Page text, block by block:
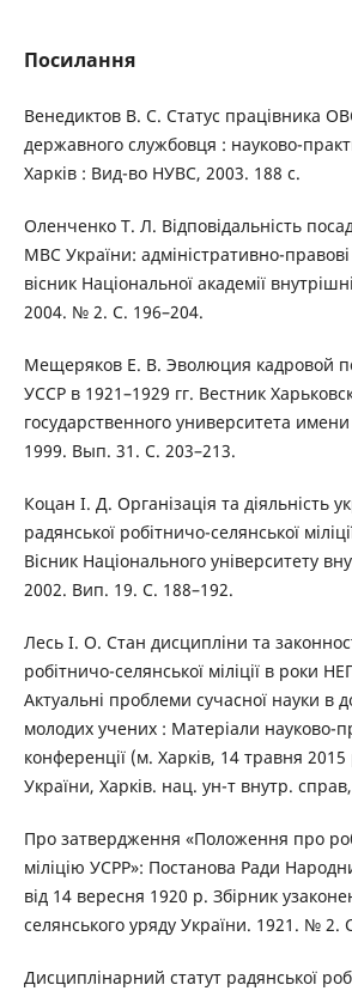
Посилання
Венедиктов В. С. Статус працівника
державного службовця : науково-
Харків : Вид-во НУВС, 2003. 188 с.
Оленченко Т. Л. Відповідальність
МВС України: адміністративно-
вісник Національної академії
2004. № 2. С. 196–204.
Мещеряков Е. В. Эволюция кадровой
УССР в 1921–1929 гг. Вестник
государственного университета
1999. Вып. 31. С. 203–213.
Коцан І. Д. Організація та діяльність
радянської робітничо-селянської
Вісник Національного університету
2002. Вип. 19. С. 188–192.
Лесь І. О. Стан дисципліни та
робітничо-селянської міліції в роки
Актуальні проблеми сучасної науки в
молодих учених : Матеріали науково-
конференції (м. Харків, 14 травня
України, Харків. нац. ун-т внутр.
Про затвердження «Положення про
міліцію УСРР»: Постанова Ради
від 14 вересня 1920 р. Збірник
селянського уряду України. 1921. № 2.
Дисциплінарний статут радянської